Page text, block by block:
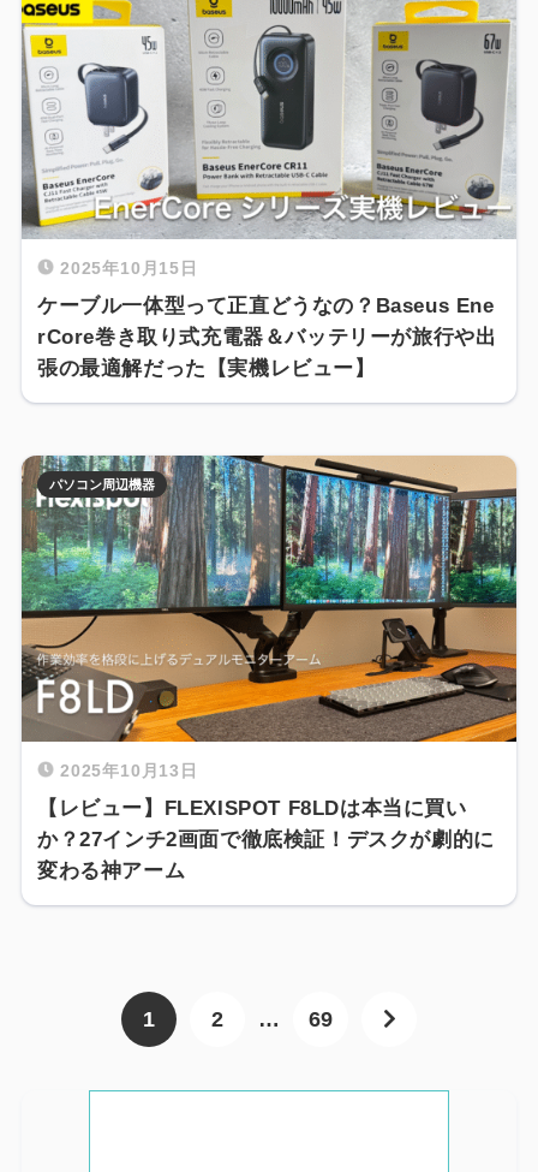
2025年10月15日
ケーブル一体型って正直どうなの？Baseus Ene
rCore巻き取り式充電器＆バッテリーが旅行や出
張の最適解だった【実機レビュー】
2025年10月13日
【レビュー】FLEXISPOT F8LDは本当に買い
か？27インチ2画面で徹底検証！デスクが劇的に
変わる神アーム
パソコン周辺機器
1 2 … 69